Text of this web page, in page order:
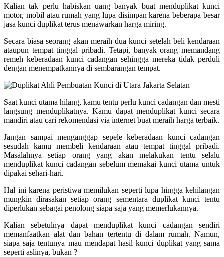
Kalian tak perlu habiskan uang banyak buat menduplikat kunci
motor, mobil atau rumah yang lupa disimpan karena beberapa besar
jasa kunci duplikat terus menawarkan harga miring.
Secara biasa seorang akan meraih dua kunci setelah beli kendaraan
ataupun tempat tinggal pribadi. Tetapi, banyak orang memandang
remeh keberadaan kunci cadangan sehingga mereka tidak perduli
dengan menempatkannya di sembarangan tempat.
Saat kunci utama hilang, kamu tentu perlu kunci cadangan dan mesti
langsung menduplikatnya. Kamu dapat menduplikat kunci secara
mandiri atau cari rekomendasi via internet buat meraih harga terbaik.
Jangan sampai menganggap sepele keberadaan kunci cadangan
sesudah kamu membeli kendaraan atau tempat tinggal pribadi.
Masalahnya setiap orang yang akan melakukan tentu selalu
menduplikat kunci cadangan sebelum memakai kunci utama untuk
dipakai sehari-hari.
Hal ini karena peristiwa memilukan seperti lupa hingga kehilangan
mungkin dirasakan setiap orang sementara duplikat kunci tentu
diperlukan sebagai penolong siapa saja yang memerlukannya.
Kalian sebetulnya dapat menduplikat kunci cadangan sendiri
memanfaatkan alat dan bahan tertentu di dalam rumah. Namun,
siapa saja tentunya mau mendapat hasil kunci duplikat yang sama
seperti aslinya, bukan ?